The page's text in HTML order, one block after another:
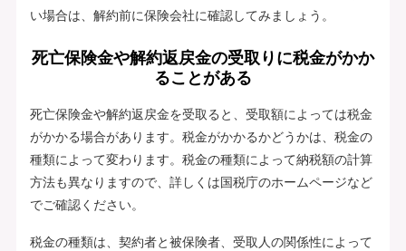
い場合は、解約前に保険会社に確認してみましょう。
死亡保険金や解約返戻金の受取りに税金がかか
ることがある
死亡保険金や解約返戻金を受取ると、受取額によっては税金
がかかる場合があります。税金がかかるかどうかは、税金の
種類によって変わります。税金の種類によって納税額の計算
方法も異なりますので、詳しくは国税庁のホームページなど
でご確認ください。
税金の種類は、契約者と被保険者、受取人の関係性によって